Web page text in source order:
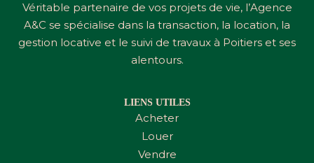
Véritable partenaire de vos projets de vie, l’Agence
A&C se spécialise dans la transaction, la location, la
gestion locative et le suivi de travaux à Poitiers et ses
alentours.
LIENS UTILES
Acheter
Louer
Vendre